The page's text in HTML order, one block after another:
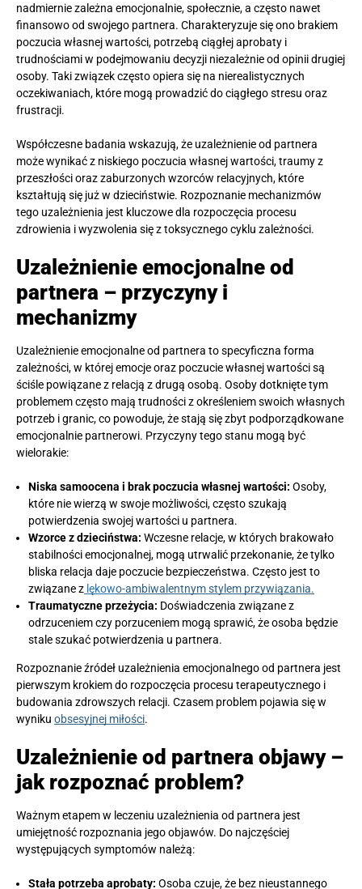
nadmiernie zależna emocjonalnie, społecznie, a często nawet
finansowo od swojego partnera. Charakteryzuje się ono brakiem
poczucia własnej wartości, potrzebą ciągłej aprobaty i
trudnościami w podejmowaniu decyzji niezależnie od opinii drugiej
osoby. Taki związek często opiera się na nierealistycznych
oczekiwaniach, które mogą prowadzić do ciągłego stresu oraz
frustracji.
Współczesne badania wskazują, że uzależnienie od partnera
może wynikać z niskiego poczucia własnej wartości, traumy z
przeszłości oraz zaburzonych wzorców relacyjnych, które
kształtują się już w dzieciństwie. Rozpoznanie mechanizmów
tego uzależnienia jest kluczowe dla rozpoczęcia procesu
zdrowienia i wyzwolenia się z toksycznego cyklu zależności.
Uzależnienie emocjonalne od
partnera – przyczyny i
mechanizmy
Uzależnienie emocjonalne od partnera to specyficzna forma
zależności, w której emocje oraz poczucie własnej wartości są
ściśle powiązane z relacją z drugą osobą. Osoby dotknięte tym
problemem często mają trudności z określeniem swoich własnych
potrzeb i granic, co powoduje, że stają się zbyt podporządkowane
emocjonalnie partnerowi. Przyczyny tego stanu mogą być
wielorakie:
Niska samoocena i brak poczucia własnej wartości: Osoby,
które nie wierzą w swoje możliwości, często szukają
potwierdzenia swojej wartości u partnera.
Wzorce z dzieciństwa: Wczesne relacje, w których brakowało
stabilności emocjonalnej, mogą utrwalić przekonanie, że tylko
bliska relacja daje poczucie bezpieczeństwa. Często jest to
związane z lękowo-ambiwalentnym stylem przywiązania.
Traumatyczne przeżycia: Doświadczenia związane z
odrzuceniem czy porzuceniem mogą sprawić, że osoba będzie
stale szukać potwierdzenia u partnera.
Rozpoznanie źródeł uzależnienia emocjonalnego od partnera jest
pierwszym krokiem do rozpoczęcia procesu terapeutycznego i
budowania zdrowszych relacji. Czasem problem pojawia się w
wyniku obsesyjnej miłości.
Uzależnienie od partnera objawy –
jak rozpoznać problem?
Ważnym etapem w leczeniu uzależnienia od partnera jest
umiejętność rozpoznania jego objawów. Do najczęściej
występujących symptomów należą:
Stała potrzeba aprobaty: Osoba czuje, że bez nieustannego